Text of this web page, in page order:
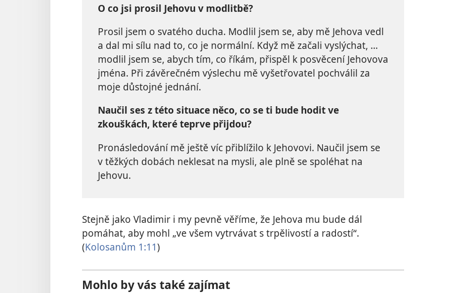
O co jsi prosil Jehovu v modlitbě?
Prosil jsem o svatého ducha. Modlil jsem se, aby mě Jehova vedl
a dal mi sílu nad to, co je normální. Když mě začali vyslýchat, …
modlil jsem se, abych tím, co říkám, přispěl k posvěcení Jehovova
jména. Při závěrečném výslechu mě vyšetřovatel pochválil za
moje důstojné jednání.
Naučil ses z této situace něco, co se ti bude hodit ve
zkouškách, které teprve přijdou?
Pronásledování mě ještě víc přiblížilo k Jehovovi. Naučil jsem se
v těžkých dobách neklesat na mysli, ale plně se spoléhat na
Jehovu.
Stejně jako Vladimir i my pevně věříme, že Jehova mu bude dál
pomáhat, aby mohl „ve všem vytrvávat s trpělivostí a radostí“.
(Kolosanům 1:11)
Mohlo by vás také zajímat